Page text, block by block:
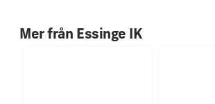
Mer från Essinge IK